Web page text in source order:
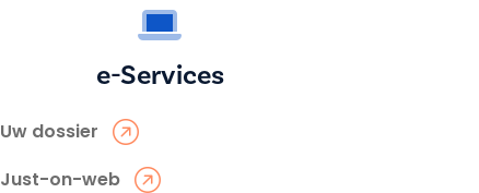
e-Services
Uw dossier
Just-on-web